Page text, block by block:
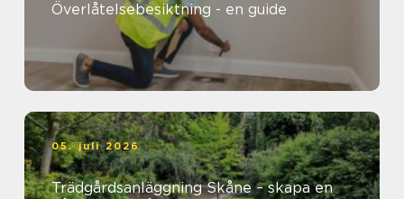
Överlåtelsebesiktning - en guide
05. juli 2026
Trädgårdsanläggning Skåne – skapa en